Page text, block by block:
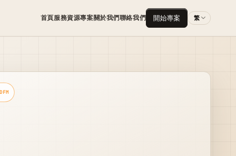
首頁服務資源專案關於我們聯絡我們 開始專案 繁